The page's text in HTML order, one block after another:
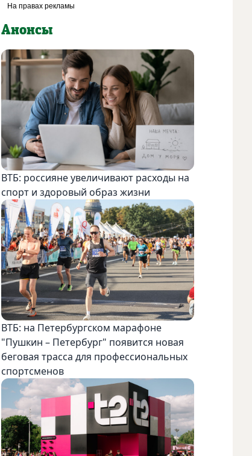
Анонсы
ВТБ: россияне увеличивают расходы на
спорт и здоровый образ жизни
ВТБ: на Петербургском марафоне
"Пушкин – Петербург" появится новая
беговая трасса для профессиональных
спортсменов